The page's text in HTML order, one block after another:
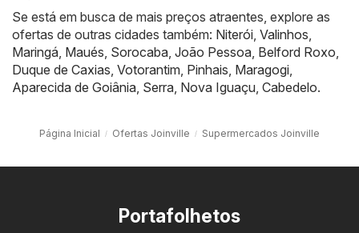
Se está em busca de mais preços atraentes, explore as
ofertas de outras cidades também: Niterói Valinhos
Maringá Maués Sorocaba João Pessoa Belford Roxo
Duque de Caxias Votorantim Pinhais Maragogi
Aparecida de Goiânia Serra Nova Iguaçu Cabedelo.
Página Inicial Ofertas Joinville Supermercados Joinville
Portafolhetos